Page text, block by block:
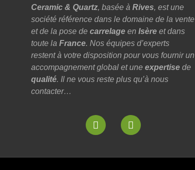
Ceramic & Quartz, basée à Rives, est une
société référence dans le domaine de la vente
et de la pose de carrelage en Isère et dans
toute la France. Nos équipes d’experts
restent à votre disposition pour vous fournir un
accompagnement global et une expertise de
qualité. Il ne vous reste plus qu’à nous
contacter…